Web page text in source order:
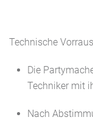
Technische
Die
Techniker mit
Nach